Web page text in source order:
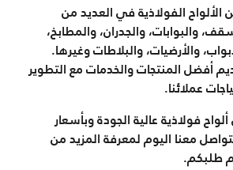
الألواح الفولاذية في العديد من
والبوابات، والجدران، والمطابخ،
والأرضيات، والبلاطات وغيرها.
أفضل المنتجات والخدمات مع التطوير
عملائنا.
فولاذية عالية الجودة وبأسعار
معنا اليوم لمعرفة المزيد من
طلبكم.